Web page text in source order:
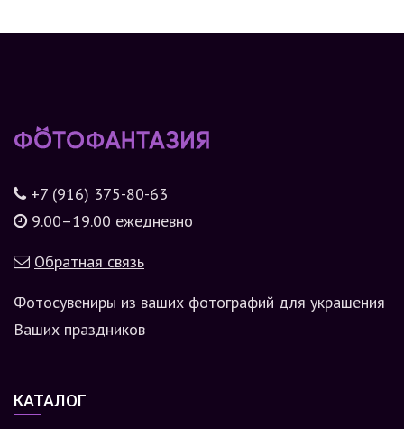
+7 (916) 375-80-63
9.00–19.00 ежедневно
Обратная связь
Фотосувениры из ваших фотографий для украшения
Ваших праздников
КАТАЛОГ